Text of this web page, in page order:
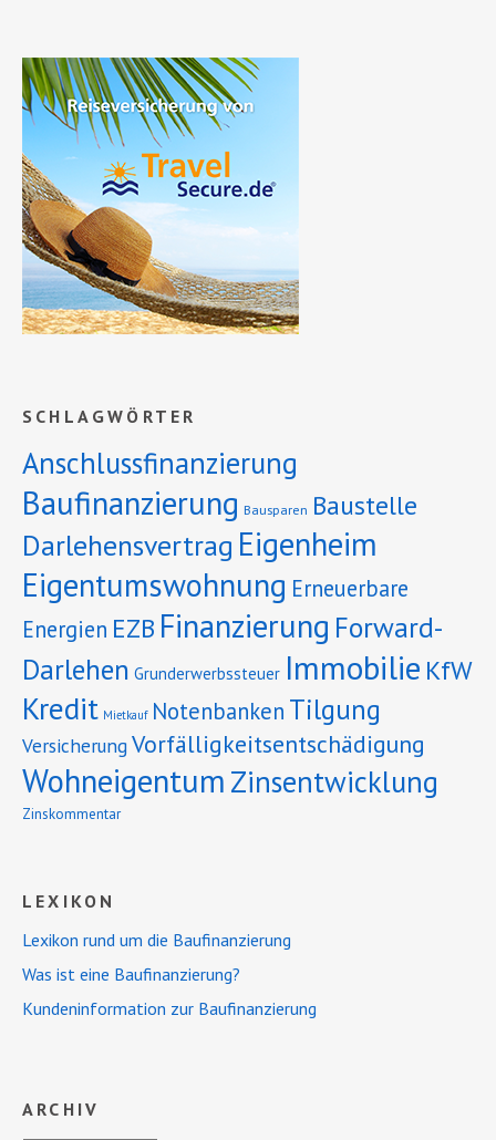
SCHLAGWÖRTER
Anschlussfinanzierung
Baufinanzierung Bausparen Baustelle
Darlehensvertrag Eigenheim
Eigentumswohnung Erneuerbare
Energien EZB Finanzierung Forward-
Darlehen Grunderwerbssteuer Immobilie KfW
Kredit Mietkauf Notenbanken Tilgung
VersicherungVorfälligkeitsentschädigung
Wohneigentum Zinsentwicklung
Zinskommentar
LEXIKON
Lexikon rund um die Baufinanzierung
Was ist eine Baufinanzierung?
Kundeninformation zur Baufinanzierung
ARCHIV